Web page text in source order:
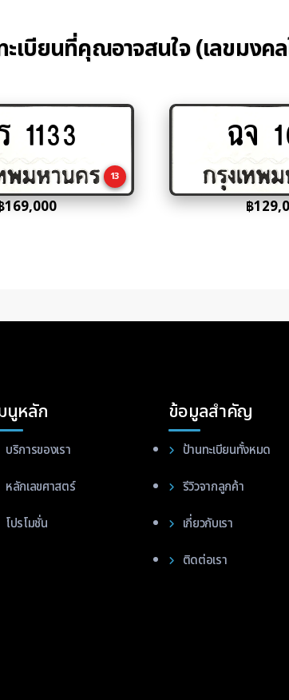
เบียนที่คุณอาจสนใจ (เลขมงค
Add
to
1133
13
169,000
ฉจ
฿
นูหลัก
บริการของเรา
หลักเลขศาสตร์
โปรโมชั่น
ข้อมูลสำคัญ
ป้านทะเบียนทั้งหมด
รีวิวจากลูกค้า
เกี่ยวกับเรา
ติดต่อเรา